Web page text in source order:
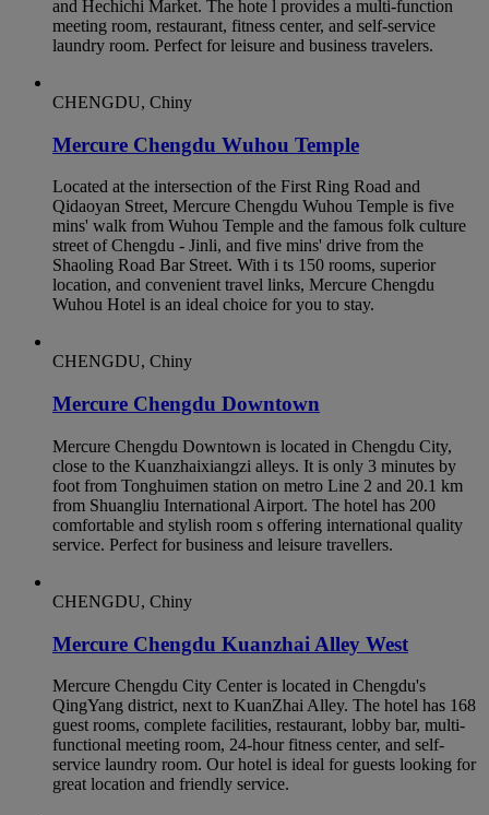
and Hechichi Market. The hote l provides a multi-function
meeting room, restaurant, fitness center, and self-service
laundry room. Perfect for leisure and business travelers.
CHENGDU, Chiny
Mercure Chengdu Wuhou Temple
Located at the intersection of the First Ring Road and
Qidaoyan Street, Mercure Chengdu Wuhou Temple is five
mins' walk from Wuhou Temple and the famous folk culture
street of Chengdu - Jinli, and five mins' drive from the
Shaoling Road Bar Street. With i ts 150 rooms, superior
location, and convenient travel links, Mercure Chengdu
Wuhou Hotel is an ideal choice for you to stay.
CHENGDU, Chiny
Mercure Chengdu Downtown
Mercure Chengdu Downtown is located in Chengdu City,
close to the Kuanzhaixiangzi alleys. It is only 3 minutes by
foot from Tonghuimen station on metro Line 2 and 20.1 km
from Shuangliu International Airport. The hotel has 200
comfortable and stylish room s offering international quality
service. Perfect for business and leisure travellers.
CHENGDU, Chiny
Mercure Chengdu Kuanzhai Alley West
Mercure Chengdu City Center is located in Chengdu's
QingYang district, next to KuanZhai Alley. The hotel has 168
guest rooms, complete facilities, restaurant, lobby bar, multi-
functional meeting room, 24-hour fitness center, and self-
service laundry room. Our hotel is ideal for guests looking for
great location and friendly service.